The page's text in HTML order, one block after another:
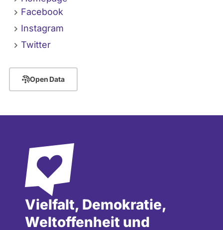
Facebook
Instagram
Twitter
Open Data
Vielfalt, Demokratie,
Weltoffenheit und